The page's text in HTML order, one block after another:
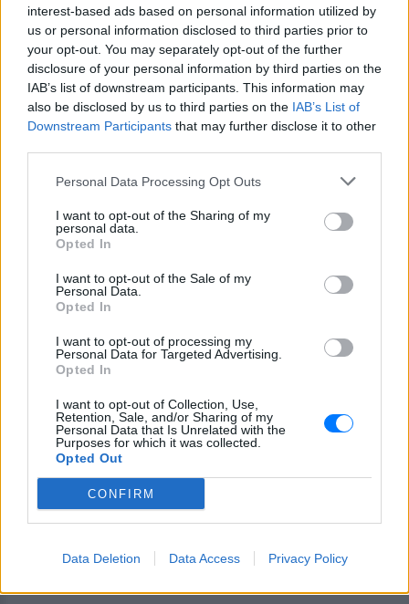
interest-based ads based on personal information utilized by
us or personal information disclosed to third parties prior to
your opt-out. You may separately opt-out of the further
disclosure of your personal information by third parties on the
IAB’s list of downstream participants. This information may
also be disclosed by us to third parties on the IAB’s List of
Downstream Participants that may further disclose it to other
Personal Data Processing Opt Outs
I want to opt-out of the Sharing of my
personal data.
Opted In
I want to opt-out of the Sale of my
Personal Data.
Opted In
I want to opt-out of processing my
Personal Data for Targeted Advertising.
Opted In
I want to opt-out of Collection, Use,
Retention, Sale, and/or Sharing of my
Personal Data that Is Unrelated with the
Purposes for which it was collected.
Opted Out
CONFIRM
Data Deletion Data Access Privacy Policy
Ακολουθήστε το E-Radio.gr στοGoogle News
και μάθετε πρώτοιτα πιο hot νέα.
ειδήσεων του E-Daily.gr